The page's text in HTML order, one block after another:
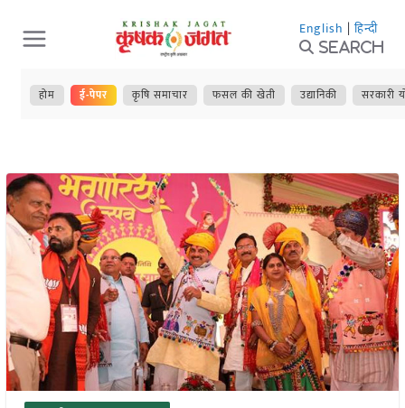
Skip
to
content
English | हिन्दी
Search
होम ई-पेपर कृषि समाचार फसल की खेती उद्यानिकी सरकारी